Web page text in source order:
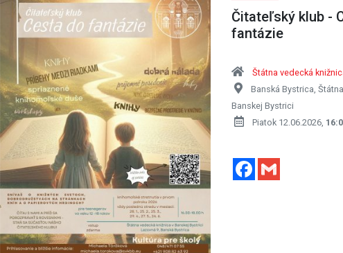
Čitateľský klub -
fantázie
Štátna vedecká
Banská Bystrica,
Banskej Bystrici
Piatok 12.06.2026,
Facebook